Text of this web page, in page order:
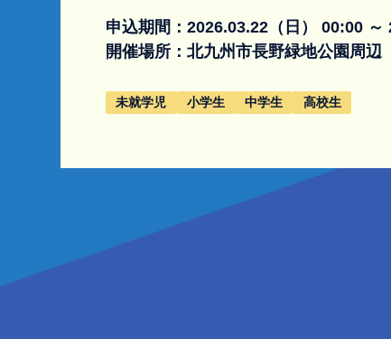
申込期間：2026.03.22（日） 00:00
開催場所：北九州市長野緑地公園周辺
未就学児 小学生 中学生 高校生